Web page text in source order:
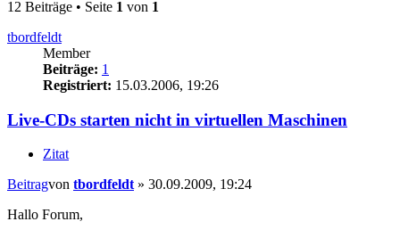
12 Beiträge • Seite 1 von 1
tbordfeldt
Member
Beiträge: 1
Registriert: 15.03.2006, 19:26
Live-CDs starten nicht in virtuellen Maschinen
Zitat
Beitragvon tbordfeldt » 30.09.2009, 19:24
Hallo Forum,